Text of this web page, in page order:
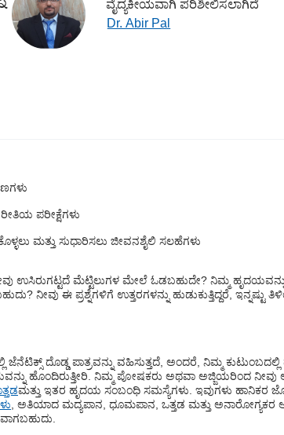
ವೈದ್ಯಕೀಯವಾಗಿ ಪರಿಶೀಲಿಸಲಾಗಿದೆ
Dr. Abir Pal
ಲಕ್ಷಣಗಳು
ಪರೀಕ್ಷಿಸಲು ಸುಲಭವಾದ ಮಾರ್ಗಗಳು
ವಿವಿಧ ರೀತಿಯ ಪರೀಕ್ಷೆಗಳು
ಮಾಡಿಸಿಕೊಳ್ಳಬೇಕು?
ಕಾಪಾಡಿಕೊಳ್ಳಲು ಮತ್ತು ಸುಧಾರಿಸಲು 11 ಜೀವನಶೈಲಿ
ಪರೀಕ್ಷೆಗಳು
ಮತ್ತು ಸುಧಾರಿಸಲು ಜೀವನಶೈಲಿ ಸಲಹೆಗಳು
ಉಸಿರುಗಟ್ಟದೆ ಮೆಟ್ಟಿಲುಗಳ ಮೇಲೆ ಓಡಬಹುದೇ? ನಿಮ್ಮ
ನೀವು ಈ ಪ್ರಶ್ನೆಗಳಿಗೆ ಉತ್ತರಗಳನ್ನು ಹುಡುಕುತ್ತಿದ್ದರೆ, ಇನ್ನಷ್ಟು
ದೊಡ್ಡ ಪಾತ್ರವನ್ನು ವಹಿಸುತ್ತದೆ , ಅಂದರೆ, ನಿಮ್ಮ ಕುಟುಂಬದಲ್ಲಿ
ಹೊಂದಿರುತ್ತೀರಿ. ನಿಮ್ಮ ಪೋಷಕರು ಅಥವಾ ಅಜ್ಜಿಯರಿಂದ
ಮತ್ತು ಇತರ ಹೃದಯ ಸಂಬಂಧಿ ಸಮಸ್ಯೆಗಳು. ಇವುಗಳು ಹಾನಿಕರ
, ಅತಿಯಾದ ಮದ್ಯಪಾನ, ಧೂಮಪಾನ, ಒತ್ತಡ ಮತ್ತು